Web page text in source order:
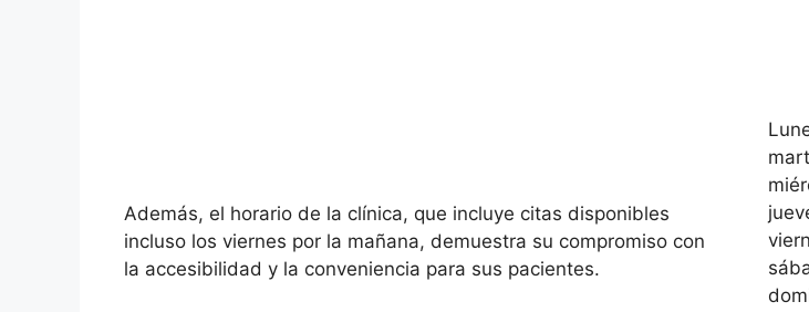
Además, el horario de la clínica, que incluye citas disponibles
incluso los viernes por la mañana, demuestra su compromiso con
la accesibilidad y la conveniencia para sus pacientes.